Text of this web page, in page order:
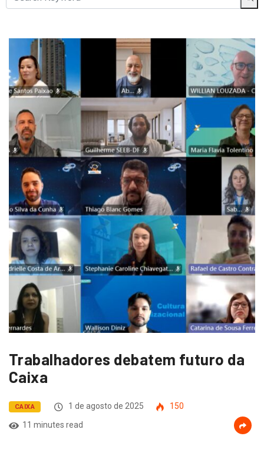
Trabalhadores debatem futuro da
Caixa
CAIXA 1 de agosto de 2025
150
11 minutes read